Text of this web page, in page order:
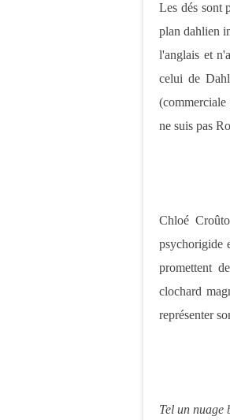
Les dés sont
plan dahlien
l'anglais et
celui de
ne suis pas
Chloé
psychorigide
promettent
clochard
représenter
Tel un nuage